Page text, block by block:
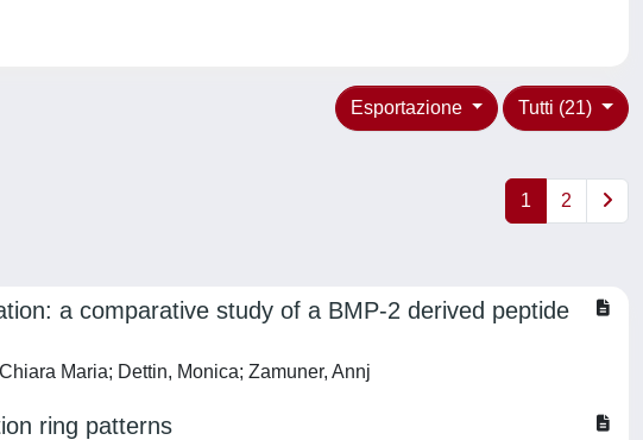
Tutti (21)
Esportazione
1 2
a comparative study of a BMP-2 derived peptide
Maria; Dettin, Monica; Zamuner, Annj
ring patterns